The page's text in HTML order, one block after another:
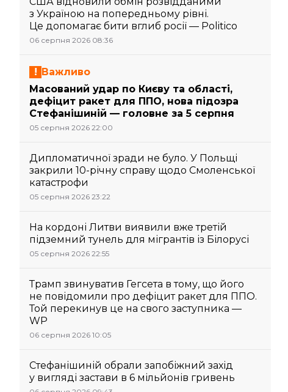
з Україною на попередньому рівні.
Це допомагає бити вглиб росії — Politico
06 серпня 2026 08:36
Важливо
Масований удар по Києву та області,
дефіцит ракет для ППО, нова підозра
Стефанішиній — головне за 5 серпня
05 серпня 2026 22:00
Дипломатичної зради не було. У Польщі
закрили 10-річну справу щодо Смоленської
катастрофи
05 серпня 2026 23:22
На кордоні Литви виявили вже третій
підземний тунель для мігрантів із Білорусі
05 серпня 2026 22:55
Трамп звинуватив Гегсета в тому, що його
не повідомили про дефіцит ракет для ППО.
Той перекинув це на свого заступника —
WP
06 серпня 2026 10:05
Стефанішиній обрали запобіжний захід
у вигляді застави в 6 мільйонів гривень